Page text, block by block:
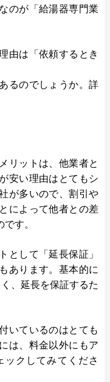
のが「給湯器専門業
由は「依頼するとき
るのでしょうか。詳
リットは、他業者と
安い理由はとてもシ
が多いので、割引や
によって他者との差
す。
として「延長保証」
あります。基本的に
、延長を保証するた
いているのはとても
は、料金以外にもア
ックしてみてくださ